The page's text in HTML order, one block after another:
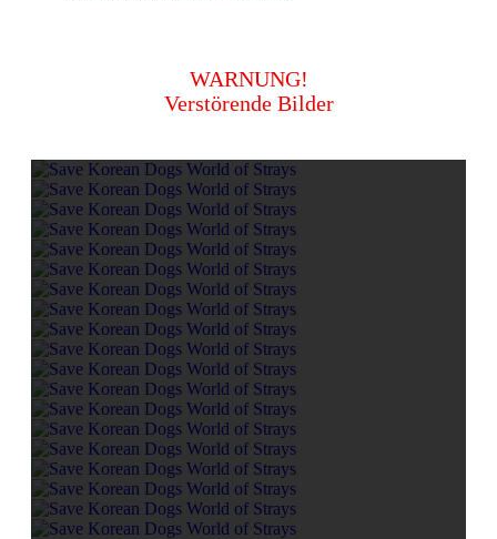
WARNUNG!
Verstörende Bilder